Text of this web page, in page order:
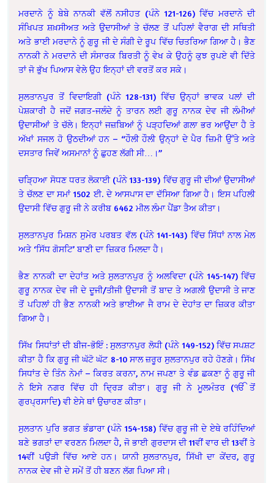
ਮਰਦਾਨੇ ਨੂੰ ਬੇਬੇ ਨਾਨਕੀ ਵੱਲੋਂ ਨਸੀਹਤ (ਪੰਨੇ 121-126) ਵਿੱਚ ਮਰਦਾਨੇ ਦੀ
ਸੰਖਿਪਤ ਸ਼ਖ਼ਸੀਅਤ ਅਤੇ ਉਦਾਸੀਆਂ ਤੇ ਚੱਲਣ ਤੋਂ ਪਹਿਲਾਂ ਵੈਰਾਗ ਦੀ ਸਥਿਤੀ
ਅਤੇ ਭਾਈ ਮਰਦਾਨੇ ਨੂੰ ਗੁਰੂ ਜੀ ਦੇ ਸੰਗੀ ਦੇ ਰੂਪ ਵਿੱਚ ਚਿਤਰਿਆ ਗਿਆ ਹੈ। ਭੈਣ
ਨਾਨਕੀ ਨੇ ਮਰਦਾਨੇ ਦੀ ਸੰਸਾਰਕ ਬਿਰਤੀ ਨੂੰ ਵੇਖ ਕੇ ਉਹਨੂੰ ਕੁਝ ਰੁਪਏ ਵੀ ਦਿੱਤੇ
ਤਾਂ ਜੋ ਭੁੱਖ ਪਿਆਸ ਵੇਲੇ ਉਹ ਇਨ੍ਹਾਂ ਦੀ ਵਰਤੋਂ ਕਰ ਸਕੇ।
ਸੁਲਤਾਨਪੁਰ ਤੋਂ ਵਿਦਾਇਗੀ (ਪੰਨੇ 128-131) ਵਿੱਚ ਉਨ੍ਹਾਂ ਭਾਵਕ ਪਲਾਂ ਦੀ
ਪੇਸ਼ਕਾਰੀ ਹੈ ਜਦੋਂ ਜਗਤ-ਜਲੰਦੇ ਨੂੰ ਤਾਰਨ ਲਈ ਗੁਰੂ ਨਾਨਕ ਦੇਵ ਜੀ ਲੰਮੀਆਂ
ਉਦਾਸੀਆਂ ਤੇ ਚੱਲੇ। ਇਨ੍ਹਾਂ ਜਜ਼ਬਿਆਂ ਨੂੰ ਪੜ੍ਹਦਿਆਂ ਗਲਾ ਭਰ ਆਉਂਦਾ ਹੈ ਤੇ
ਅੱਖਾਂ ਸਜਲ ਹੋ ਉਠਦੀਆਂ ਹਨ – “ਹੌਲੀ ਹੌਲੀ ਉਨ੍ਹਾਂ ਦੇ ਪੈਰ ਜ਼ਿਮੀ ਉੱਤੇ ਅਤੇ
ਦਸਤਾਰ ਜਿਵੇਂ ਅਸਮਾਨਾਂ ਨੂੰ ਛੁਹਣ ਲੱਗੀ ਸੀ…।”
ਚੜ੍ਹਿਆ ਸੋਧਣ ਧਰਤ ਲੋਕਾਈ (ਪੰਨੇ 133-139) ਵਿੱਚ ਗੁਰੂ ਜੀ ਦੀਆਂ ਉਦਾਸੀਆਂ
ਤੇ ਚੱਲਣ ਦਾ ਸਮਾਂ 1502 ਈ. ਦੇ ਆਸਪਾਸ ਦਾ ਦੱਸਿਆ ਗਿਆ ਹੈ। ਇਸ ਪਹਿਲੀ
ਉਦਾਸੀ ਵਿੱਚ ਗੁਰੂ ਜੀ ਨੇ ਕਰੀਬ 6462 ਮੀਲ ਲੰਮਾ ਪੈਂਡਾ ਤੈਅ ਕੀਤਾ।
ਸੁਲਤਾਨਪੁਰ ਮਿਸ਼ਨ ਸੁਮੇਰ ਪਰਬਤ ਵੱਲ (ਪੰਨੇ 141-143) ਵਿੱਚ ਸਿੱਧਾਂ ਨਾਲ ਮੇਲ
ਅਤੇ ‘ਸਿੱਧ ਗੋਸਟਿ’ ਬਾਣੀ ਦ‍ਾ ਜ਼ਿਕਰ ਮਿਲਦਾ ਹੈ।
ਭੈਣ ਨਾਨਕੀ ਦਾ ਦੇਹਾਂਤ ਅਤੇ ਸੁਲਤਾਨਪੁਰ ਨੂੰ ਅਲਵਿਦਾ (ਪੰਨੇ 145-147) ਵਿੱਚ
ਗੁਰੂ ਨਾਨਕ ਦੇਵ ਜੀ ਦੇ ਦੂਜੀ/ਤੀਜੀ ਉਦਾਸੀ ਤੋਂ ਬਾਦ ਤੇ ਅਗਲੀ ਉਦਾਸੀ ਤੇ ਜਾਣ
ਤੋਂ ਪਹਿਲਾਂ ਹੀ ਭੈਣ ਨਾਨਕੀ ਅਤੇ ਭਾਈਆ ਜੈ ਰਾਮ ਦੇ ਦੇਹਾਂਤ ਦਾ ਜ਼ਿਕਰ ਕੀਤਾ
ਗਿਆ ਹੈ।
ਸਿੱਖ ਸਿਧਾਂਤਾਂ ਦੀ ਬੀਜ-ਭੋਇੰ : ਸੁਲਤਾਨਪੁਰ ਲੋਧੀ (ਪੰਨੇ 149-152) ਵਿੱਚ ਸਪਸ਼ਟ
ਕੀਤਾ ਹੈ ਕਿ ਗੁਰੂ ਜੀ ਘੱਟੋ ਘੱਟ 8-10 ਸਾਲ ਜ਼ਰੂਰ ਸੁਲਤਾਨਪੁਰ ਰਹੇ ਹੋਣਗੇ। ਸਿੱਖ
ਸਿਧਾਂਤ ਦੇ ਤਿੰਨ ਨੇਮਾਂ – ਕਿਰਤ ਕਰਨਾ, ਨਾਮ ਜਪਣਾ ਤੇ ਵੰਡ ਛਕਣਾ ਨੂੰ ਗੁਰੂ ਜੀ
ਨੇ ਇਸੇ ਨਗਰ ਵਿੱਚ ਹੀ ਦ੍ਰਿੜ ਕੀਤਾ। ਗੁਰੂ ਜੀ ਨੇ ਮੂਲਮੰਤਰ (ੴ ਤੋਂ
ਗੁਰਪ੍ਰਸਾਦਿ) ਵੀ ਏਸੇ ਥਾਂ ਉਚਾਰਣ ਕੀਤਾ।
ਸੁਲਤਾਨ ਪੁਰਿ ਭਗਤ ਭੰਡਾਰਾ (ਪੰਨੇ 154-158) ਵਿੱਚ ਗੁਰੂ ਜੀ ਦੇ ਏਥੇ ਰਹਿੰਦਿਆਂ
ਬਣੇ ਭਗਤਾਂ ਦਾ ਵਰਣਨ ਮਿਲਦਾ ਹੈ, ਜੋ ਭਾਈ ਗੁਰਦਾਸ ਦੀ 11ਵੀਂ ਵਾਰ ਦੀ 13ਵੀਂ ਤੇ
14ਵੀਂ ਪਉੜੀ ਵਿੱਚ ਆਏ ਹਨ। ਯਾਨੀ ਸੁਲਤਾਨਪੁਰ, ਸਿੱਖੀ ਦਾ ਕੇਂਦਰ, ਗੁਰੂ
ਨਾਨਕ ਦੇਵ ਜੀ ਦੇ ਸਮੇਂ ਤੋਂ ਹੀ ਬਣਨ ਲੱਗ ਪਿਆ ਸੀ।